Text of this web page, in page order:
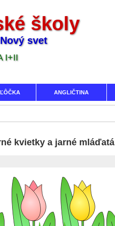
školy
svet
I+II
ANGLIČTINA
kvietky a jarné mláďatá